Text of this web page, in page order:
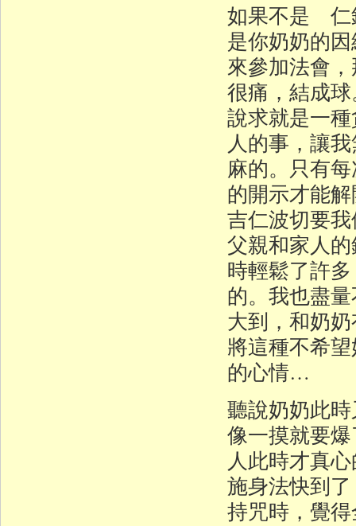
如果不是 仁
是你奶奶的
來參加法會
很痛，結成
說求就是一
人的事，讓
麻的。只有
的開示才能
吉仁波切要
父親和家人
時輕鬆了許
的。我也盡
大到，和奶
將這種不希
的心情…
聽說奶奶此
像一摸就要
人此時才真
施身法快到
持咒時，覺